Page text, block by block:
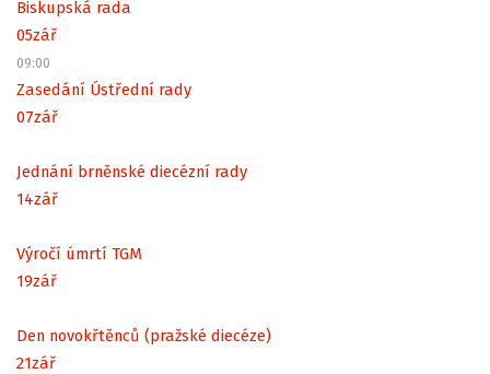
Biskupská rada
05zář
09:00
Zasedání Ústřední rady
07zář
Jednání brněnské diecézní rady
14zář
Výročí úmrtí TGM
19zář
Den novokřtěnců (pražské diecéze)
21zář